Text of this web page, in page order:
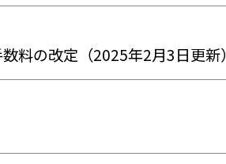
料の改定（2025年2月3日更新）